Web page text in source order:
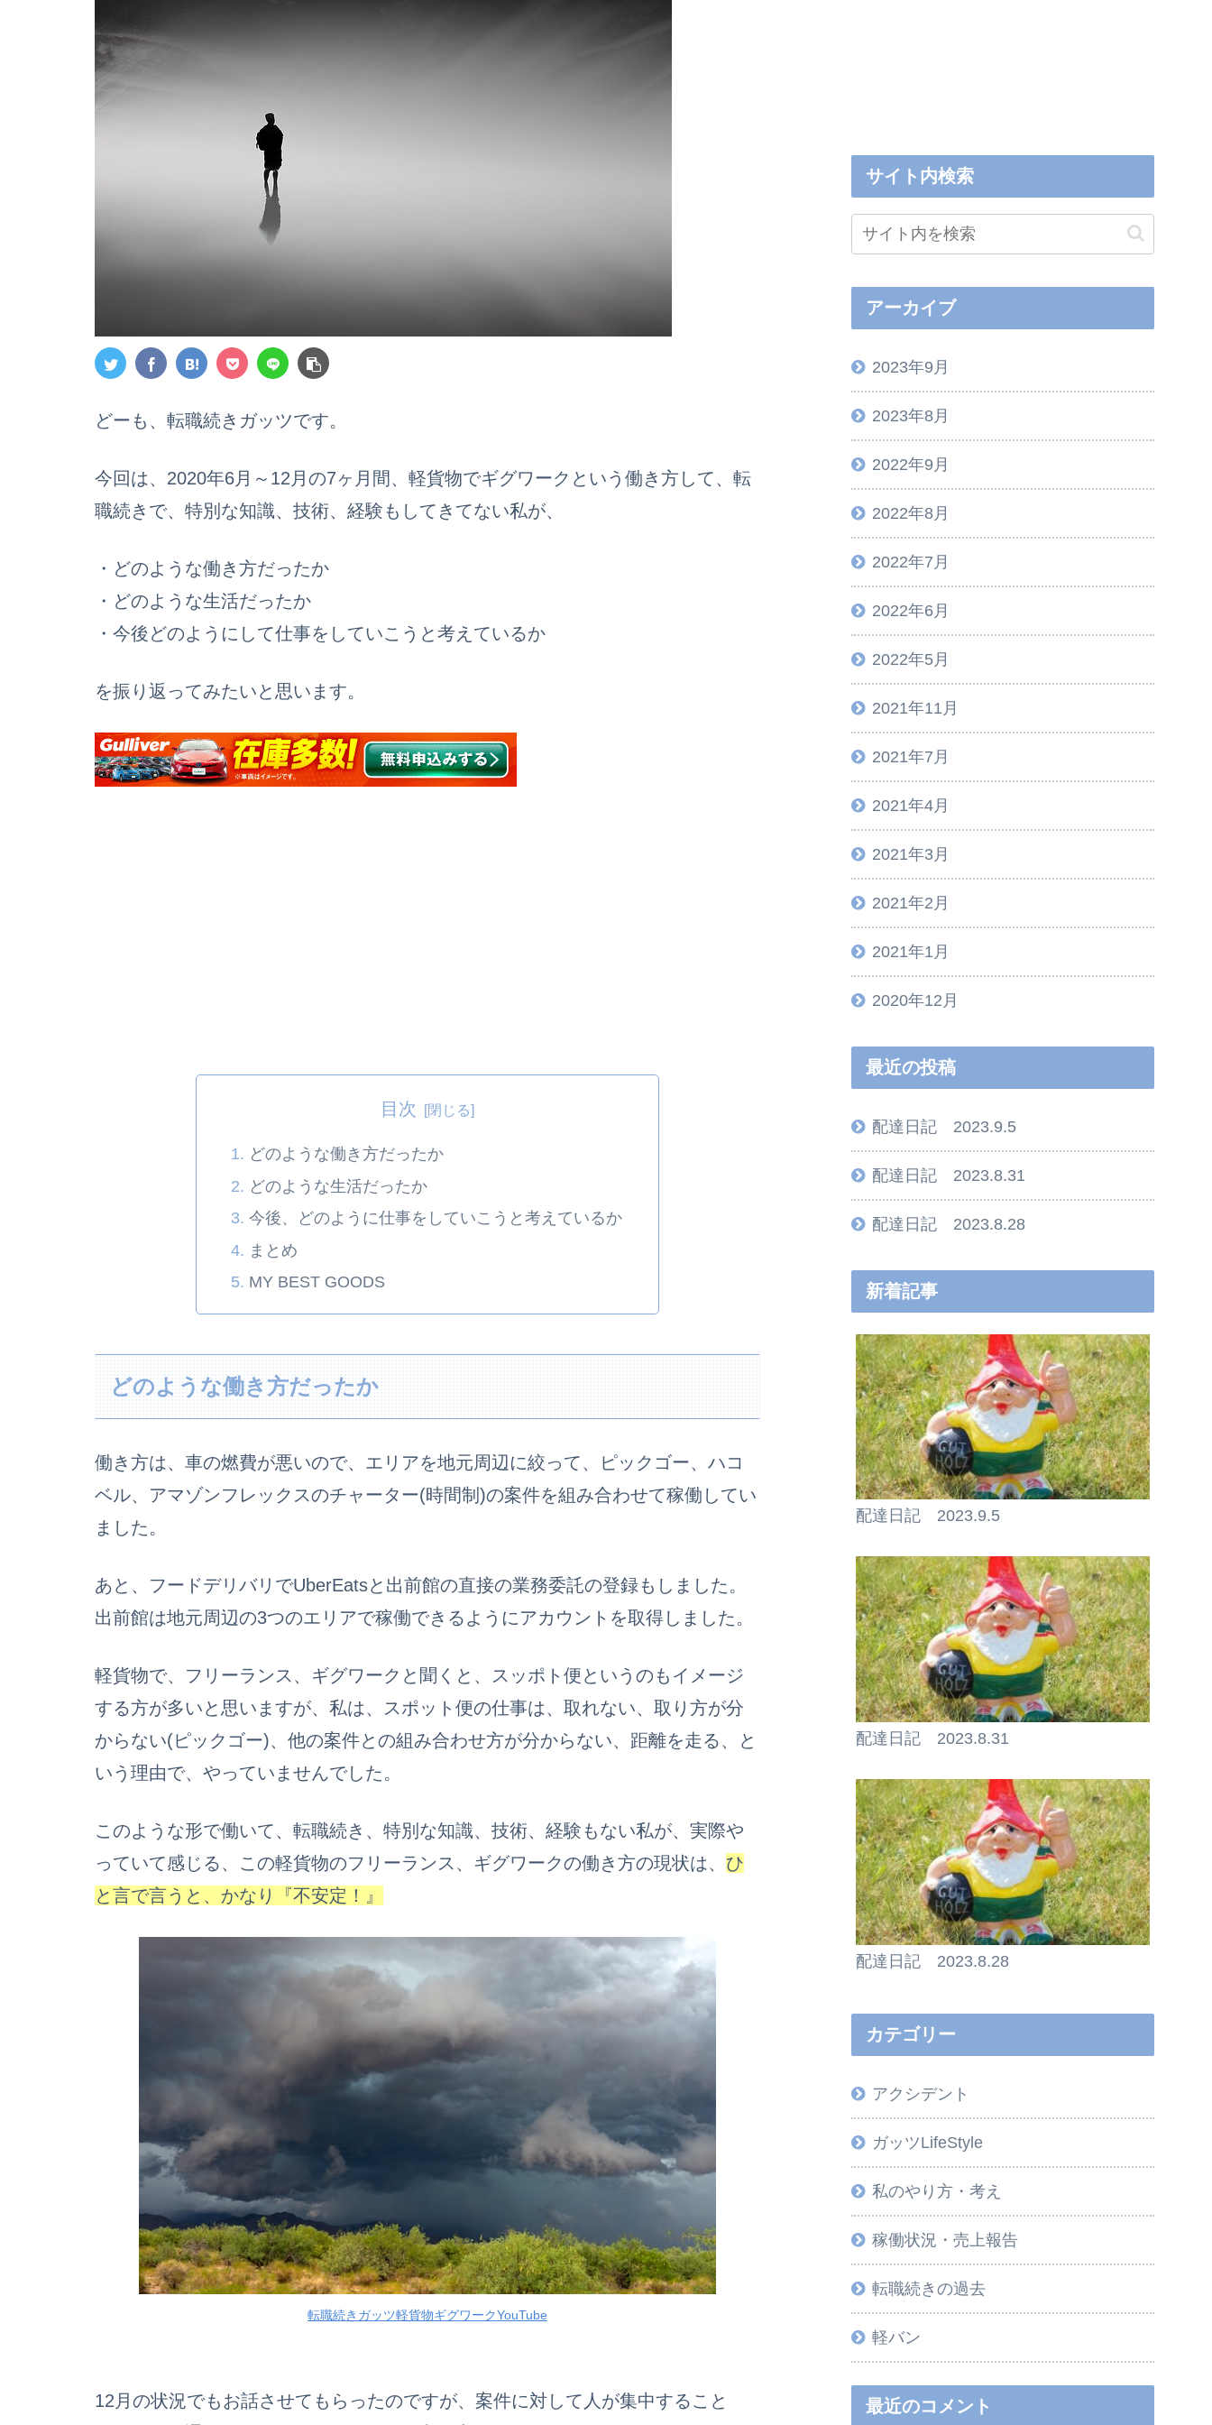
どーも、転職続きガッツです。
今回は、2020年6月～12月の7ヶ月間、軽貨物でギグワークという働き方して、転
職続きで、特別な知識、技術、経験もしてきてない私が、
・どのような働き方だったか
・どのような生活だったか
・今後どのようにして仕事をしていこうと考えているか
を振り返ってみたいと思います。
目次
どのような働き方だったか
どのような生活だったか
今後、どのように仕事をしていこうと考えているか
まとめ
MY BEST GOODS
どのような働き方だったか
働き方は、車の燃費が悪いので、エリアを地元周辺に絞って、ピックゴー、ハコ
ベル、アマゾンフレックスのチャーター(時間制)の案件を組み合わせて稼働してい
ました。
あと、フードデリバリでUberEatsと出前館の直接の業務委託の登録もしました。
出前館は地元周辺の3つのエリアで稼働できるようにアカウントを取得しました。
軽貨物で、フリーランス、ギグワークと聞くと、スッポト便というのもイメージ
する方が多いと思いますが、私は、スポット便の仕事は、取れない、取り方が分
からない(ピックゴー)、他の案件との組み合わせ方が分からない、距離を走る、と
いう理由で、やっていませんでした。
このような形で働いて、転職続き、特別な知識、技術、経験もない私が、実際や
っていて感じる、この軽貨物のフリーランス、ギグワークの働き方の現状は、 ひ
と言で言うと、かなり『不安定！』
転職続きガッツ軽貨物ギグワークYouTube
12月の状況でもお話させてもらったのですが、案件に対して人が集中すること
サイト内検索
アーカイブ
2023年9月
2023年8月
2022年9月
2022年8月
2022年7月
2022年6月
2022年5月
2021年11月
2021年7月
2021年4月
2021年3月
2021年2月
2021年1月
2020年12月
最近の投稿
配達日記 2023.9.5
配達日記 2023.8.31
配達日記 2023.8.28
新着記事
配達日記 2023.9.5
配達日記 2023.8.31
配達日記 2023.8.28
カテゴリー
アクシデント
ガッツLifeStyle
私のやり方・考え
稼働状況・売上報告
転職続きの過去
軽バン
最近のコメント